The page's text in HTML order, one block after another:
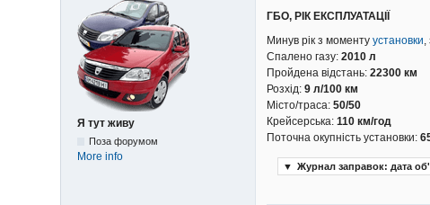
Я тут живу
Поза форумом
More info
ГБО, РІК ЕКСПЛУАТАЦІЇ
Минув рік з моментуустановки
Спалено газу:2010 л
Пройдена відстань:22300 км
Розхід:9 л/100 км
Місто/траса:50/50
Крейсерська:110 км/год
Поточна окупність установки:
▼ Журнал заправок: дата